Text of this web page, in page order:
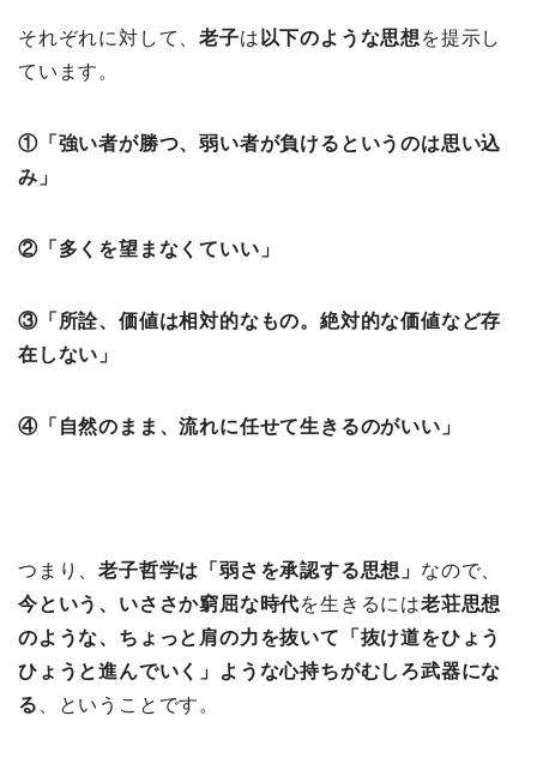
それぞれに対して、老子は 以下のような思想 を提示し
ています。
①「強い者が勝つ、弱い者が負けるというのは思い込
み」
②「多くを望まなくていい」
③「所詮、価値は相対的なもの。絶対的な価値など存
在しない」
④「自然のまま、流れに任せて生きるのがいい」
つまり、老子哲学は「弱さを承認する思想」 なので、
今という、いささか窮屈な時代を生きるには老荘思想
のような、ちょっと肩の力を抜いて「抜け道をひょう
ひょうと進んでいく」ような心持ちがむしろ武器にな
る
、ということです。